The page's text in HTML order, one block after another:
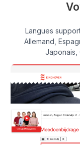
Langues
Allemand,
Japonais,